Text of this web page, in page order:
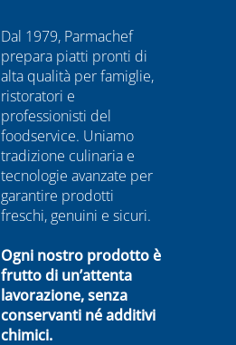
Dal 1979, Parmachef
prepara piatti pronti di
alta qualità per famiglie,
ristoratori e
professionisti del
foodservice. Uniamo
tradizione culinaria e
tecnologie avanzate per
garantire prodotti
freschi, genuini e sicuri.
Ogni nostro prodotto è
frutto di un’attenta
lavorazione, senza
conservanti né additivi
chimici.